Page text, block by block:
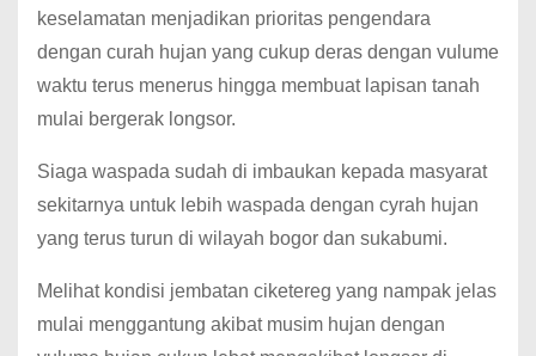
keselamatan menjadikan prioritas pengendara
dengan curah hujan yang cukup deras dengan vulume
waktu terus menerus hingga membuat lapisan tanah
mulai bergerak longsor.
Siaga waspada sudah di imbaukan kepada masyarat
sekitarnya untuk lebih waspada dengan cyrah hujan
yang terus turun di wilayah bogor dan sukabumi.
Melihat kondisi jembatan ciketereg yang nampak jelas
mulai menggantung akibat musim hujan dengan